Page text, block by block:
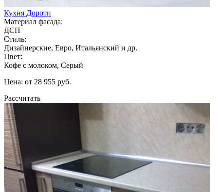
Кухня Дороти
Материал фасада:
ДСП
Стиль:
Дизайнерские, Евро, Итальянский и др.
Цвет:
Кофе с молоком, Серый
Цена: от 28 955 руб.
Рассчитать